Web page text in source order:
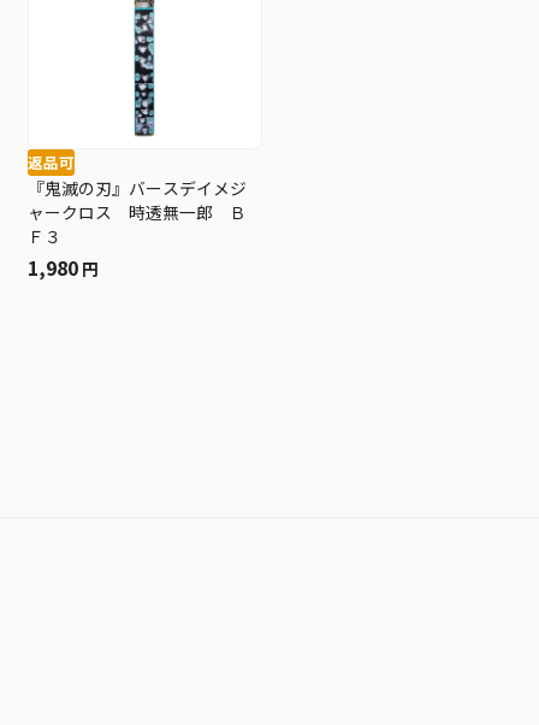
返品可
『鬼滅の刃』バースデイメジ
ャークロス 時透無一郎 Ｂ
Ｆ３
1,980 円